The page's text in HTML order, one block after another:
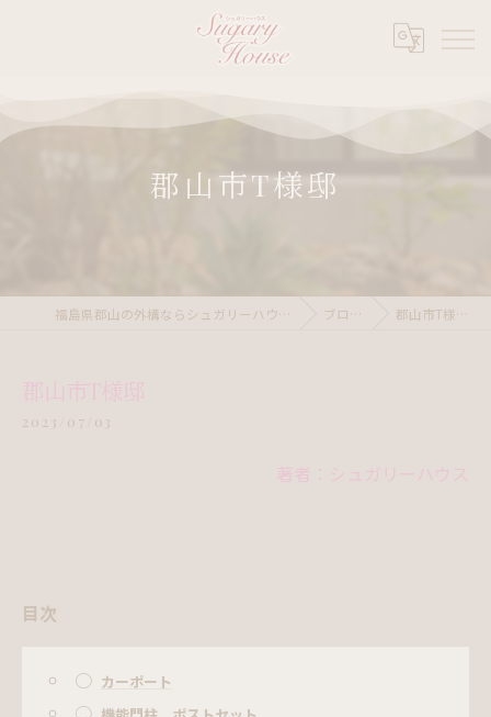
郡山市T様邸
福島県郡山の外構ならシュガリーハウス ブログ 郡山市T様邸
2023/07/03
目次
○ カーポート